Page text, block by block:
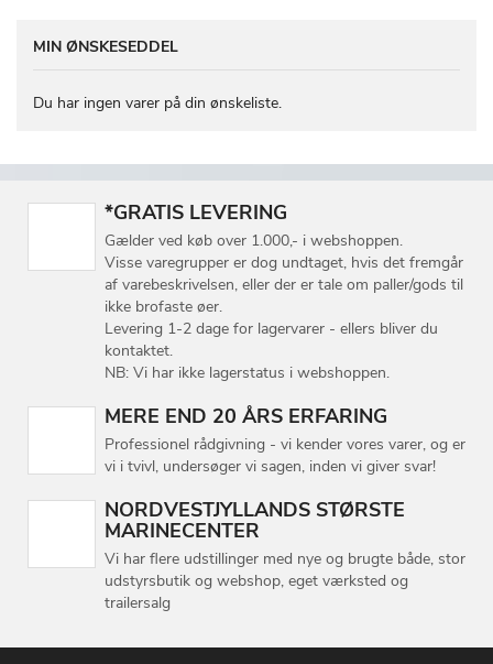
MIN ØNSKESEDDEL
Du har ingen varer på din ønskeliste.
*GRATIS LEVERING
Gælder ved køb over 1.000,- i webshoppen.
Visse varegrupper er dog undtaget, hvis det fremgår
af varebeskrivelsen, eller der er tale om paller/gods til
ikke brofaste øer.
Levering 1-2 dage for lagervarer - ellers bliver du
kontaktet.
NB: Vi har ikke lagerstatus i webshoppen.
MERE END 20 ÅRS ERFARING
Professionel rådgivning - vi kender vores varer, og er
vi i tvivl, undersøger vi sagen, inden vi giver svar!
NORDVESTJYLLANDS STØRSTE
MARINECENTER
Vi har flere udstillinger med nye og brugte både, stor
udstyrsbutik og webshop, eget værksted og
trailersalg